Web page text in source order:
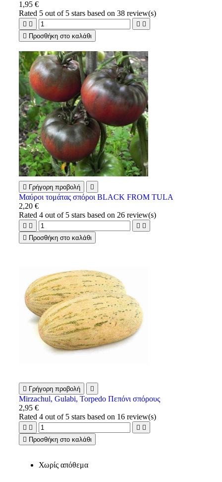
1,95 €
Rated 5 out of 5 stars based on38 review(s)
   
 Προσθήκη στο καλάθι
 Γρήγορη προβολή 
Μαύροι τομάτας σπόροι BLACK FROM TULA
2,20 €
Rated4 out of 5 stars based on 26 review(s)
   
 Προσθήκη στο καλάθι
 Γρήγορη προβολή 
Mirzachul, Gulabi, Torpedo Πεπόνι σπόρους
2,95 €
Rated4 out of 5 stars based on 16 review(s)
   
 Προσθήκη στο καλάθι
Χωρίς απόθεμα